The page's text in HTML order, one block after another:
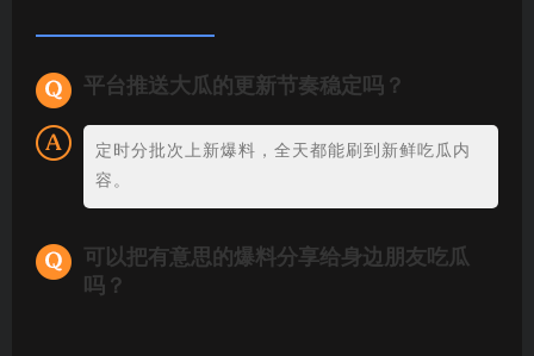
平台推送大瓜的更新节奏稳定吗？
定时分批次上新爆料，全天都能刷到新鲜吃瓜内
容。
可以把有意思的爆料分享给身边朋友吃瓜
吗？